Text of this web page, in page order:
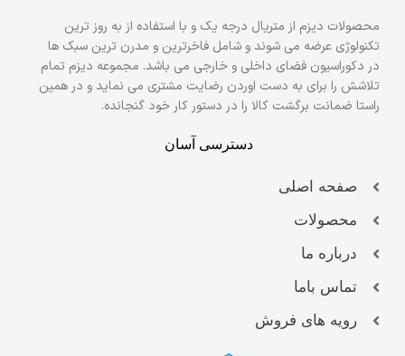
محصولات دیزم از متریال درجه یک و با استفاده از به روز ترین
تکنولوژی عرضه می شوند و شامل فاخرترین و مدرن ترین سبک ها
در دکوراسیون فضای داخلی و خارجی می باشد. مجموعه دیزم تمام
تلاشش را برای به دست اوردن رضایت مشتری می نماید و در همین
راستا ضمانت برگشت کالا را در دستور کار خود گنجانده.
دسترسی آسان
صفحه اصلی
محصولات
درباره ما
تماس باما
رویه های فروش